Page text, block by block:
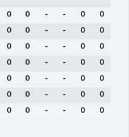
0 0 - - 0
0
0 0 - - 0
0
0 0 - - 0
0
0 0 - - 0
0
0 0 - - 0
0
0 0 - - 0
0
0 0 - - 0 0